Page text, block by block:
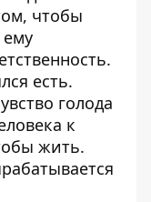
чтобы
есть.
голода
к
жить.